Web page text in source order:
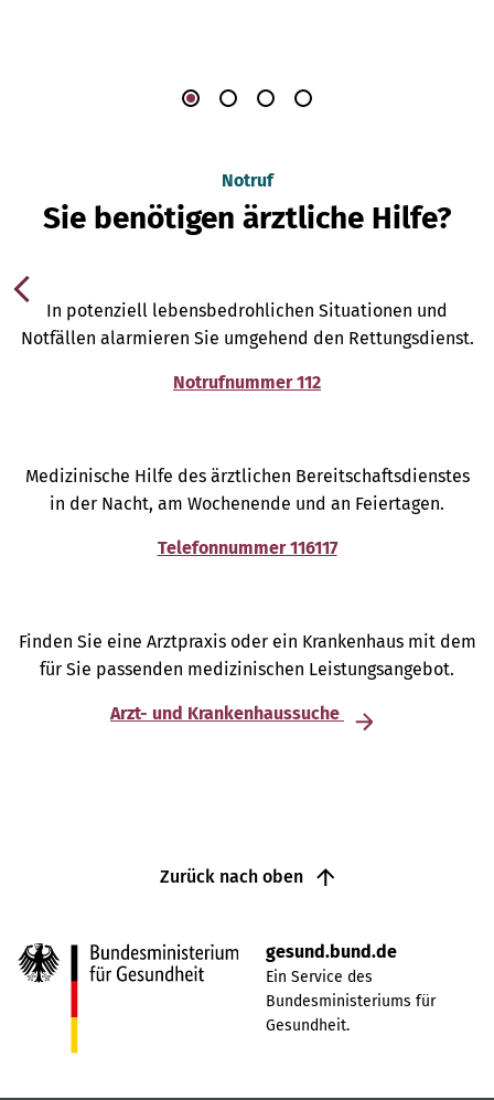
Notruf
Sie benötigen ärztliche Hilfe?
In potenziell lebensbedrohlichen Situationen und
Notfällen alarmieren Sie umgehend den Rettungsdienst.
Notrufnummer 112
Medizinische Hilfe des ärztlichen Bereitschaftsdienstes
in der Nacht, am Wochenende und an Feiertagen.
Telefonnummer 116117
Finden Sie eine Arztpraxis oder ein Krankenhaus mit dem
für Sie passenden medizinischen Leistungsangebot.
Arzt- und Krankenhaussuche
Zurück nach oben
gesund.bund.de
Ein Service des
Bundesministeriums für
Gesundheit.